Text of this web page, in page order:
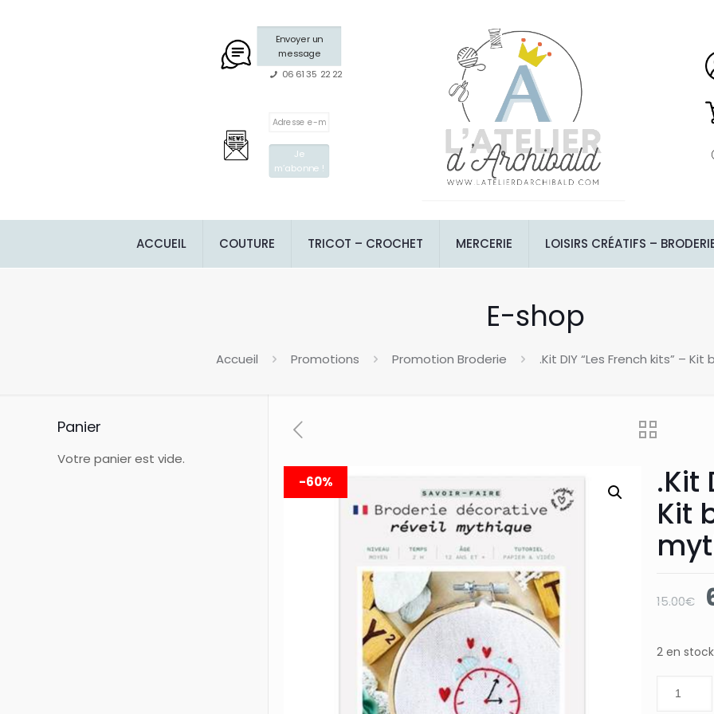
Envoyer un
message
06 61 35 22 22
ACCUEIL COUTURE TRICOT – CROCHET MERCERIE LOISIRS CRÉATIFS –
E-shop
Accueil Promotions Promotion Broderie .Kit DIY “Les French kits” –
-60%
.Kit
Kit
15.00€
2 en stock
Panier
Votre panier est vide.